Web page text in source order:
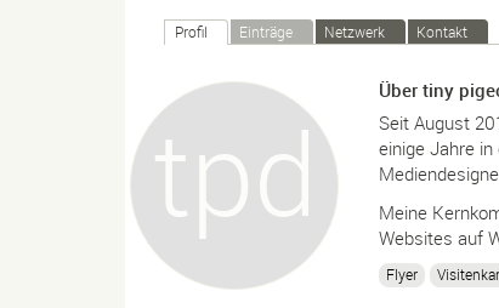
Profil Einträge Netzwerk Kontakt
Über tiny
Seit August
einige Jahre
Meine
Websites auf
Flyer